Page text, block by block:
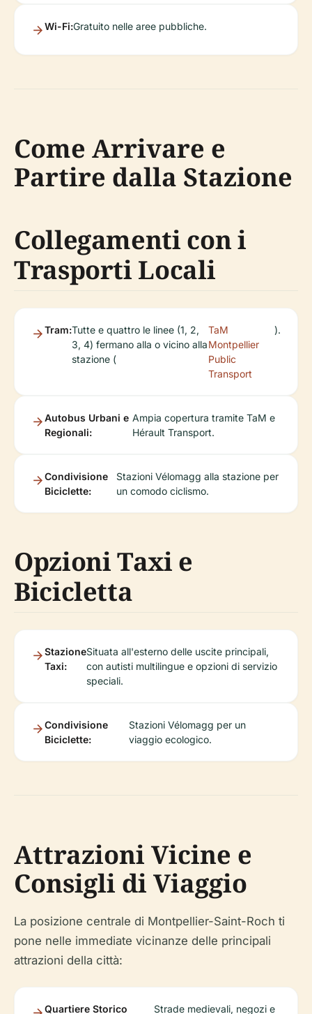
Wi-Fi:Gratuito nelle aree pubbliche.
Come Arrivare e
Partire dalla Stazione
Collegamenti con i
Trasporti Locali
Tram:Tutte e quattro le linee (1, 2,
3, 4) fermano alla o vicino alla
stazione (
TaM
Montpellier
Public
Transport
).
Autobus Urbani e
Regionali:
Ampia copertura tramite TaM e
Hérault Transport.
Condivisione
Biciclette:
Stazioni Vélomagg alla stazione per
un comodo ciclismo.
Opzioni Taxi e
Bicicletta
Stazione
Taxi:
Situata all'esterno delle uscite principali,
con autisti multilingue e opzioni di servizio
speciali.
Condivisione
Biciclette:
Stazioni Vélomagg per un
viaggio ecologico.
Attrazioni Vicine e
Consigli di Viaggio
La posizione centrale di Montpellier-Saint-Roch ti
pone nelle immediate vicinanze delle principali
attrazioni della città:
Quartiere Storico Strade medievali, negozi e